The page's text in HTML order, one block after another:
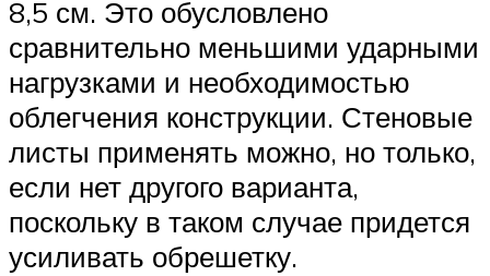
8,5 см. Это обусловлено
сравнительно меньшими ударными
нагрузками и необходимостью
облегчения конструкции. Стеновые
листы применять можно, но только,
если нет другого варианта,
поскольку в таком случае придется
усиливать обрешетку.